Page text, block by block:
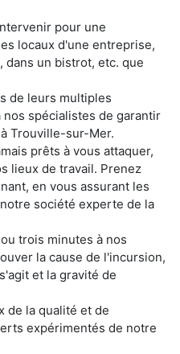
pour une
locaux d'une entreprise,
dans un bistrot, etc. que
de leurs multiples
spécialistes de garantir
Trouville-sur-Mer.
prêts à vous attaquer,
lieux de travail. Prenez
en vous assurant les
société experte de la
trois minutes à nos
la cause de l'incursion,
et la gravité de
de la qualité et de
expérimentés de notre